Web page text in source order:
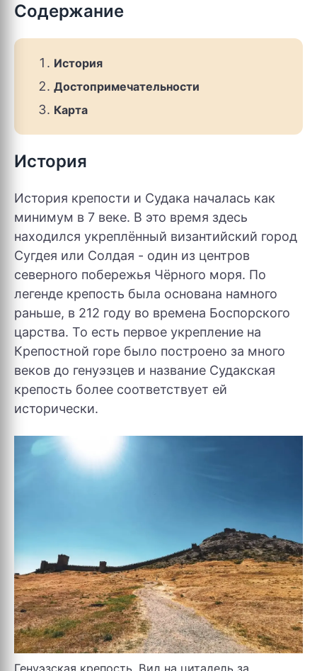
Содержание
История
Достопримечательности
Карта
История
История крепости и Судака началась как
минимум в 7 веке. В это время здесь
находился укреплённый византийский город
Сугдея или Солдая - один из центров
северного побережья Чёрного моря. По
легенде крепость была основана намного
раньше, в 212 году во времена Боспорского
царства. То есть первое укрепление на
Крепостной горе было построено за много
веков до генуэзцев и название Судакская
крепость более соответствует ей
исторически.
Генуэзская крепость. Вид на цитадель за